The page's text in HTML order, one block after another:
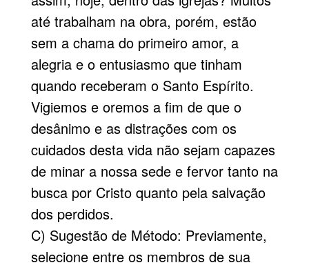
até trabalham na obra, porém, estão
sem a chama do primeiro amor, a
alegria e o entusiasmo que tinham
quando receberam o Santo Espírito.
Vigiemos e oremos a fim de que o
desânimo e as distrações com os
cuidados desta vida não sejam capazes
de minar a nossa sede e fervor tanto na
busca por Cristo quanto pela salvação
dos perdidos.
C) Sugestão de Método: Previamente,
selecione entre os membros de sua